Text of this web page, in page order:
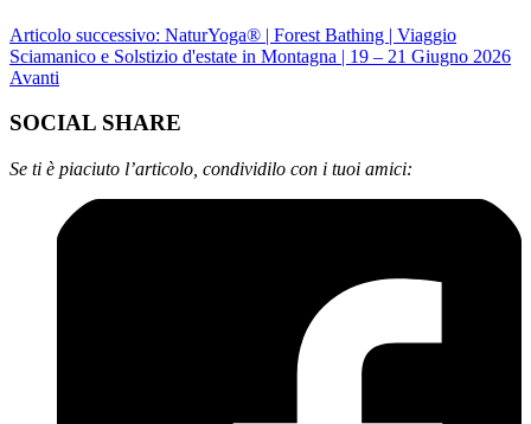
Articolo successivo: NaturYoga® | Forest Bathing | Viaggio
Sciamanico e Solstizio d'estate in Montagna | 19 – 21 Giugno 2026
Avanti
SOCIAL SHARE
Se ti è piaciuto l’articolo, condividilo con i tuoi amici: